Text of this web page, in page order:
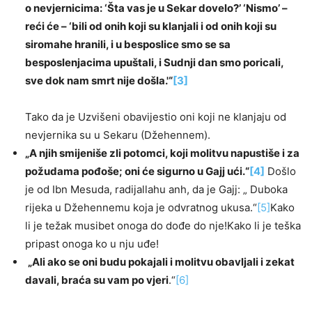
o nevjernicima: ‘Šta vas je u Sekar dovelo?’ ‘Nismo’ –
reći će – ‘bili od onih koji su klanjali i od onih koji su
siromahe hranili, i u besposlice smo se sa
besposlenjacima upuštali, i Sudnji dan smo poricali,
sve dok nam smrt nije došla.'“[3]
Tako da je Uzvišeni obavijestio oni koji ne klanjaju od
nevjernika su u Sekaru (Džehennem).
„A njih smijeniše zli potomci, koji molitvu napustiše i za
požudama pođoše; oni će sigurno u Gajj ući.“[4] Došlo
je od Ibn Mesuda, radijallahu anh, da je Gajj: „ Duboka
rijeka u Džehennemu koja je odvratnog ukusa.“[5]Kako
li je težak musibet onoga do dođe do nje!Kako li je teška
pripast onoga ko u nju uđe!
„Ali ako se oni budu pokajali i molitvu obavljali i zekat
davali, braća su vam po vjeri.“[6]